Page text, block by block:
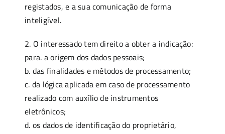
registados, e a sua comunicação de forma
inteligível.
2. O interessado tem direito a obter a indicação:
para. a origem dos dados pessoais;
b. das finalidades e métodos de processamento;
c. da lógica aplicada em caso de processamento
realizado com auxílio de instrumentos
eletrônicos;
d. os dados de identificação do proprietário,